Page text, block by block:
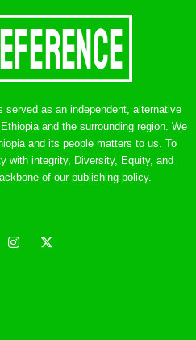
served as an independent, alternative
and the surrounding region. We
and its people matters to us. To
with integrity, Diversity, Equity, and
of our publishing policy.